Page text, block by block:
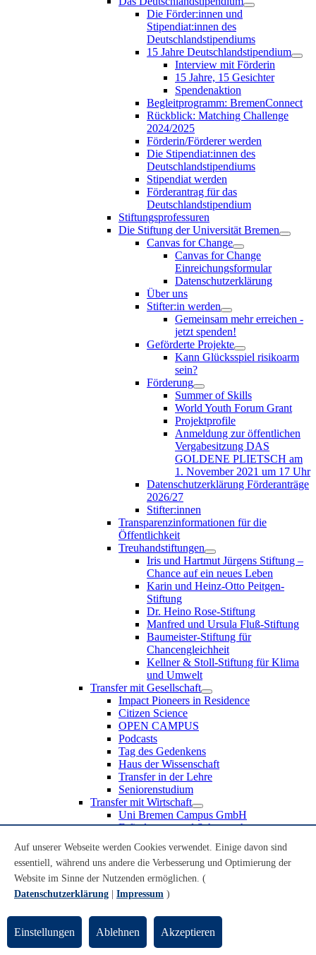
Die Förder:innen und
Stipendiat:innen des
Deutschlandstipendiums
15 Jahre Deutschlandstipendium
Interview mit Förderin
15 Jahre, 15 Gesichter
Spendenaktion
Begleitprogramm: BremenConnect
Rückblick: Matching Challenge
2024/2025
Förderin/Förderer werden
Die Stipendiat:innen des
Deutschlandstipendiums
Stipendiat werden
Förderantrag für das
Deutschlandstipendium
Stiftungsprofessuren
Die Stiftung der Universität Bremen
Canvas for Change
Canvas for Change
Einreichungsformular
Datenschutzerklärung
Über uns
Stifter:in werden
Gemeinsam mehr erreichen -
jetzt spenden!
Geförderte Projekte
Kann Glücksspiel risikoarm
sein?
Förderung
Summer of Skills
World Youth Forum Grant
Projektprofile
Anmeldung zur öffentlichen
Vergabesitzung DAS
GOLDENE PLIETSCH am
1. November 2021 um 17 Uhr
Datenschutzerklärung Förderanträge
2026/27
Stifter:innen
Transparenzinformationen für die
Öffentlichkeit
Treuhandstiftungen
Iris und Hartmut Jürgens Stiftung –
Chance auf ein neues Leben
Karin und Heinz-Otto Peitgen-
Stiftung
Dr. Heino Rose-Stiftung
Manfred und Ursula Fluß-Stiftung
Baumeister-Stiftung für
Chancengleichheit
Kellner & Stoll-Stiftung für Klima
und Umwelt
Transfer mit Gesellschaft
Impact Pioneers in Residence
Citizen Science
OPEN CAMPUS
Podcasts
Tag des Gedenkens
Haus der Wissenschaft
Transfer in der Lehre
Seniorenstudium
Transfer mit Wirtschaft
Uni Bremen Campus GmbH
Erfindungen und Schutzrechte
Recruiting an der Universität Bremen
Weiterbildung an der Universität Bremen
Transfer mit Schule
Schülerinnen und Schüler
Schulklassen
Lehrkräfte
Gründungsunterstützung
Auf unserer Webseite werden Cookies verwendet. Einige davon sind
essentiell, während uns andere die Verbesserung und Optimierung der
Website im Sinne der Nutzenden ermöglichen. (
Datenschutzerklärung
Impressum )
Einstellungen Ablehnen Akzeptieren